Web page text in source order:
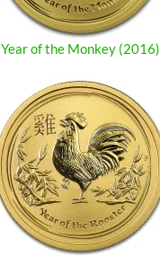
Year of the Monkey (2016)